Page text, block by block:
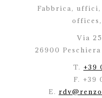
Fabbrica, uffici,
offices,
Via
26900
T. +39
F. +39
E.